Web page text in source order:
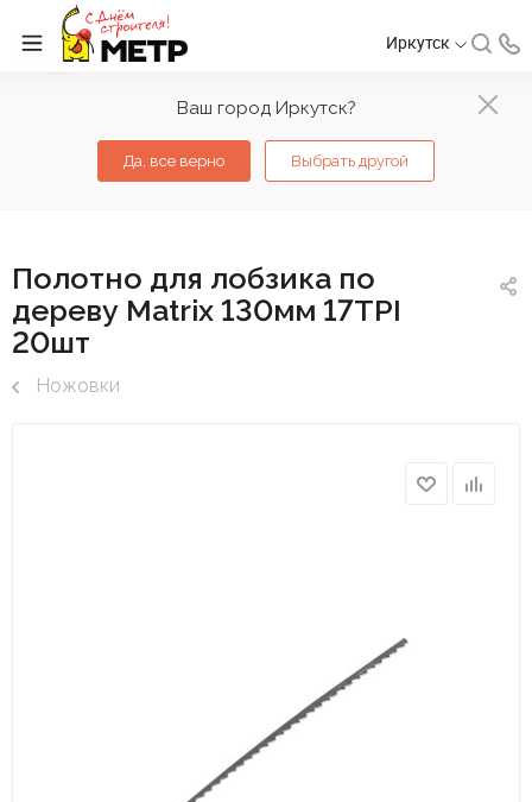
Ваш город Иркутск?
Да, все верно Выбрать другой
Иркутск
Полотно для лобзика по
дереву Matrix 130мм 17TPI
20шт
Ножовки